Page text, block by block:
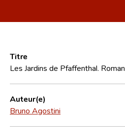
Foire aux questions
CNL
Équipe scientifique
Contact
Titre
Les Jardins de Pfaffenthal. Roman
Auteur(e)
Bruno Agostini